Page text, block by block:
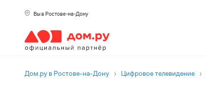
Вы в Ростове-на-Дону
Дом.ру в Ростове-на-Дону › Цифровое телевидение ›